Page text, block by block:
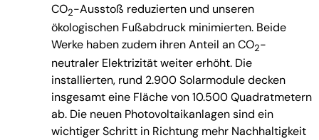
CO2-Ausstoß reduzierten und unseren
ökologischen Fußabdruck minimierten. Beide
Werke haben zudem ihren Anteil an CO2-
neutraler Elektrizität weiter erhöht. Die
installierten, rund 2.900 Solarmodule decken
insgesamt eine Fläche von 10.500 Quadratmetern
ab. Die neuen Photovoltaikanlagen sind ein
wichtiger Schritt in Richtung mehr Nachhaltigkeit